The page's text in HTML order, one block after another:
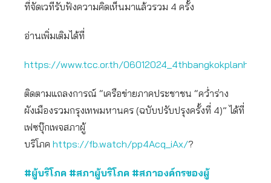
ที่จัดเวทีรับฟังความคิดเห็นมาแล้วรวม 4 ครั้ง
อ่านเพิ่มเติมได้ที่
https://www.tcc.or.th/
ติดตามแถลงการณ์ “เครือข่ายภาคประชาชน “คว่ำร่าง
ผังเมืองรวมกรุงเทพมหานคร (ฉบับปรับปรุงครั้งที่ 4)” ได้ที่
เฟซบุ๊กเพจสภาผู้
บริโภค https://fb.watch/pp4Acq_iAx/?
#ผู้บริโภค #สภาผู้บริโภค #สภาองค์กรของผู้